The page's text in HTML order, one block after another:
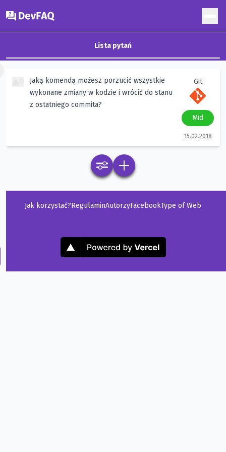
DevFAQ
Lista pytań
Jaką komendą możesz porzucić wszystkie
wykonane zmiany w kodzie i wrócić do stanu
z ostatniego commita?
Git
Mid
15.02.2018
Jak korzystać?RegulaminAutorzyFacebookType of Web